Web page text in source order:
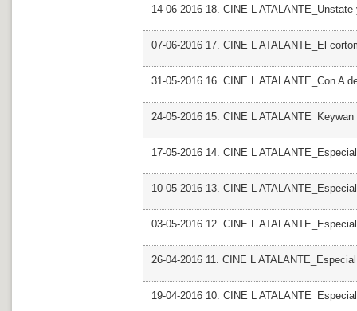
14-06-2016 18. CINE L
07-06-2016 17. CINE L ATALANTE_El
31-05-2016 16. CINE L ATALANTE_Con A
24-05-2016 15. CINE L
17-05-2016 14. CINE L
10-05-2016 13. CINE L
03-05-2016 12. CINE L
26-04-2016 11. CINE L
19-04-2016 10. CINE L